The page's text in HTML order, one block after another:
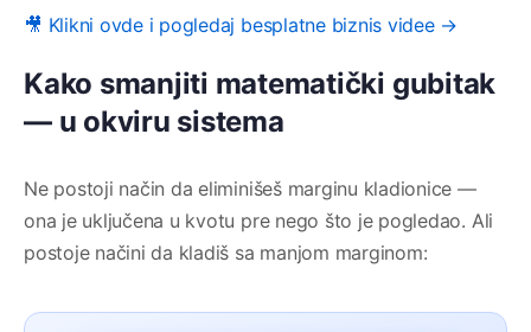
🎥 Klikni ovde i pogledaj besplatne biznis videe →
Kako smanjiti matematički gubitak
— u okviru sistema
Ne postoji način da eliminišeš marginu kladionice —
ona je uključena u kvotu pre nego što je pogledao. Ali
postoje načini da kladiš sa manjom marginom: